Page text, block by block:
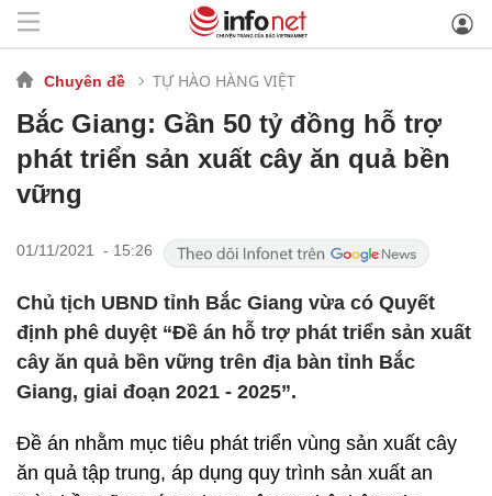
Chuyên đề TỰ HÀO HÀNG VIỆT
Bắc Giang: Gần 50 tỷ đồng hỗ trợ
phát triển sản xuất cây ăn quả bền
vững
01/11/2021 - 15:26
Chủ tịch UBND tỉnh Bắc Giang vừa có Quyết
định phê duyệt “Đề án hỗ trợ phát triển sản xuất
cây ăn quả bền vững trên địa bàn tỉnh Bắc
Giang, giai đoạn 2021 - 2025”.
Đề án nhằm mục tiêu phát triển vùng sản xuất cây
ăn quả tập trung, áp dụng quy trình sản xuất an